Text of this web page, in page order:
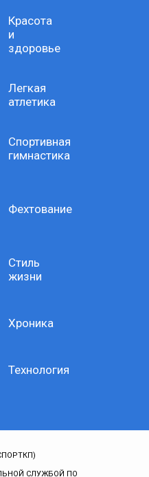
Красота
и
здоровье
Легкая
атлетика
Спортивная
гимнастика
Фехтование
Стиль
жизни
Хроника
Технология
СЛУЖБОЙ ПО